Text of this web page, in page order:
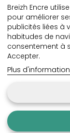
Breizh Encre
pour améliorer
publicités liées à
habitudes de
consentement à
Accepter.
Plus
Contact
Contactez-
Copyright ©